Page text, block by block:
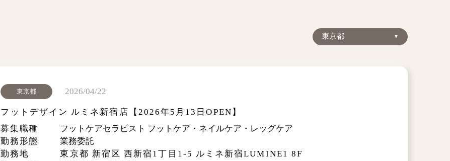
東京都
東京都 2026/04/22
フットデザイン ルミネ新宿店【2026年5月13日OPEN】
募集職種
フットケアセラピスト フットケア・ネイルケア・レッグケア
勤務形態
業務委託
勤務地
東京都 新宿区 西新宿1丁目1-5 ルミネ新宿LUMINE1 8F